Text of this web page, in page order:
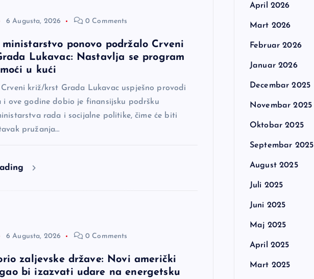
6 Augusta, 2026 0 Comments
ministarstvo ponovo podržalo Crveni
Lukavac: Nastavlja se program
u kući
križ/krst Grada Lukavac uspješno provodi
i ove godine dobio je finansijsku podršku
rada i socijalne politike, čime će biti
pružanja…
6 Augusta, 2026 0 Comments
zaljevske države: Novi američki
bi izazvati udare na energetsku
April 2026
Mart 2026
Februar 2026
Januar 2026
Decembar 2025
Novembar 2025
Oktobar 2025
Septembar 2025
August 2025
Juli 2025
Juni 2025
Maj 2025
April 2025
Mart 2025